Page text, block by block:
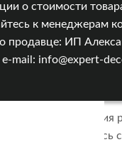
о стоимости
к менеджерам
продавце: ИП
mail: info@expert-
для улучшения
вы соглашаетесь с